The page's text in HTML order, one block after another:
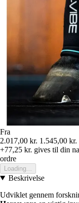
Fra
2.017,00 kr. 1.545,00 kr.
+77,25 kr. gives til din
ordre
Loading...
Beskrivelse
Udviklet gennem